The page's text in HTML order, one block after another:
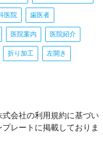
医院 歯医者
医院案内 医院紹介
折り加工 左開き
会社の利用規約に基づい
レートに掲載しておりま